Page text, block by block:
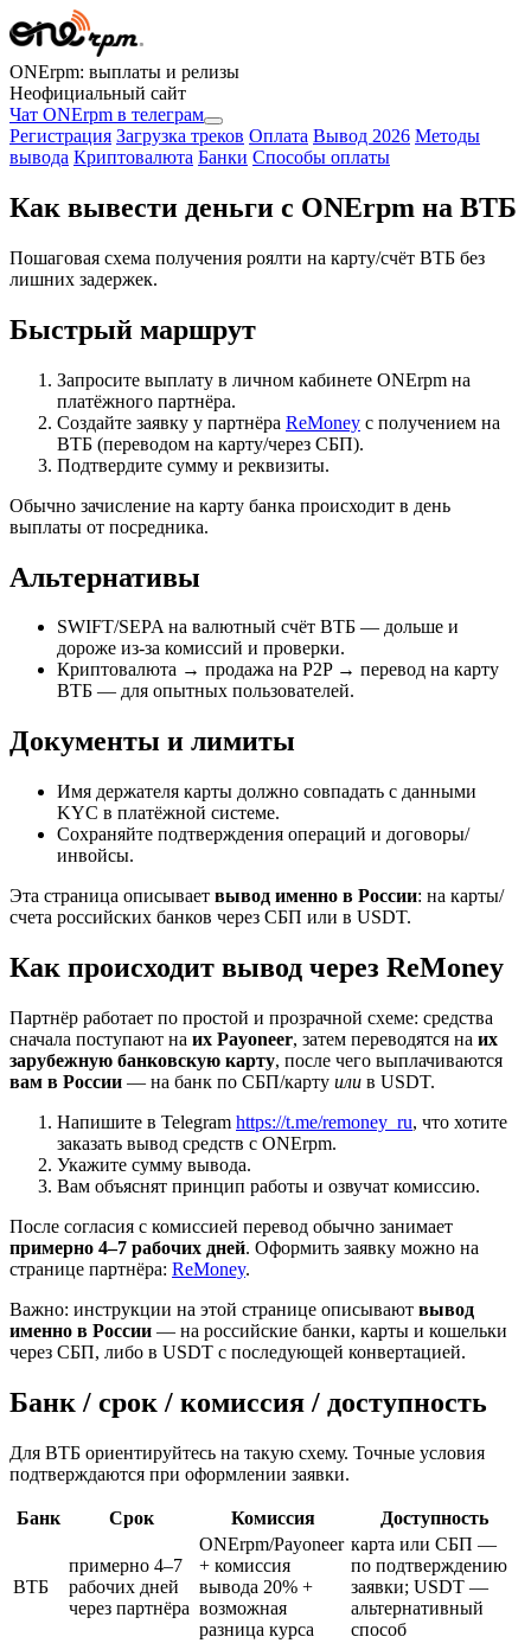
ONErpm: выплаты и релизы
Неофициальный сайт
Чат ONErpm в телеграм
Регистрация Загрузка треков Оплата Вывод 2026 Методы
вывода Криптовалюта Банки Способы оплаты
Как вывести деньги с ONErpm на ВТБ
Пошаговая схема получения роялти на карту/счёт ВТБ без
лишних задержек.
Быстрый маршрут
Запросите выплату в личном кабинете ONErpm на
платёжного партнёра.
Создайте заявку у партнёра ReMoney с получением на
ВТБ (переводом на карту/через СБП).
Подтвердите сумму и реквизиты.
Обычно зачисление на карту банка происходит в день
выплаты от посредника.
Альтернативы
SWIFT/SEPA на валютный счёт ВТБ — дольше и
дороже из‑за комиссий и проверки.
Криптовалюта → продажа на P2P → перевод на карту
ВТБ — для опытных пользователей.
Документы и лимиты
Имя держателя карты должно совпадать с данными
KYC в платёжной системе.
Сохраняйте подтверждения операций и договоры/
инвойсы.
Эта страница описывает вывод именно в России: на карты/
счета российских банков через СБП или в USDT.
Как происходит вывод через ReMoney
Партнёр работает по простой и прозрачной схеме: средства
сначала поступают на их Payoneer, затем переводятся на их
зарубежную банковскую карту, после чего выплачиваются
вам в России — на банк по СБП/карту или в USDT.
Напишите в Telegram https://t.me/remoney_ru, что хотите
заказать вывод средств с ONErpm.
Укажите сумму вывода.
Вам объяснят принцип работы и озвучат комиссию.
После согласия с комиссией перевод обычно занимает
примерно 4–7 рабочих дней. Оформить заявку можно на
странице партнёра: ReMoney.
Важно: инструкции на этой странице описывают вывод
именно в России — на российские банки, карты и кошельки
через СБП, либо в USDT с последующей конвертацией.
Банк / срок / комиссия / доступность
Для ВТБ ориентируйтесь на такую схему. Точные условия
подтверждаются при оформлении заявки.
Банк Срок Комиссия Доступность
ВТБ
примерно 4–7
рабочих дней
через партнёра
ONErpm/Payoneer
+ комиссия
вывода 20% +
возможная
разница курса
карта или СБП —
по подтверждению
заявки; USDT —
альтернативный
способ